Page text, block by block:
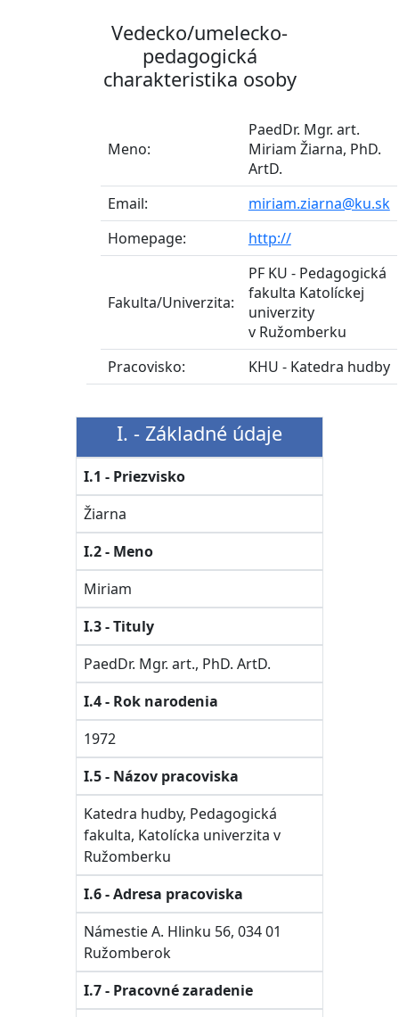
Vedecko/umelecko-
pedagogická
charakteristika osoby
Meno:
PaedDr. Mgr. art.
Miriam Žiarna, PhD.
ArtD.
Email:
miriam.ziarna@ku.sk
Homepage:
http://
Fakulta/Univerzita:
PF KU - Pedagogická
fakulta Katolíckej
univerzity
v Ružomberku
Pracovisko:
KHU - Katedra hudby
I. - Základné údaje
I.1 - Priezvisko
Žiarna
I.2 - Meno
Miriam
I.3 - Tituly
PaedDr. Mgr. art., PhD. ArtD.
I.4 - Rok narodenia
1972
I.5 - Názov pracoviska
Katedra hudby, Pedagogická
fakulta, Katolícka univerzita v
Ružomberku
I.6 - Adresa pracoviska
Námestie A. Hlinku 56, 034 01
Ružomberok
I.7 - Pracovné zaradenie